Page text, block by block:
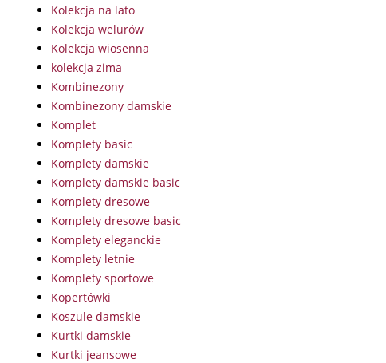
Kolekcja na lato
Kolekcja welurów
Kolekcja wiosenna
kolekcja zima
Kombinezony
Kombinezony damskie
Komplet
Komplety basic
Komplety damskie
Komplety damskie basic
Komplety dresowe
Komplety dresowe basic
Komplety eleganckie
Komplety letnie
Komplety sportowe
Kopertówki
Koszule damskie
Kurtki damskie
Kurtki jeansowe